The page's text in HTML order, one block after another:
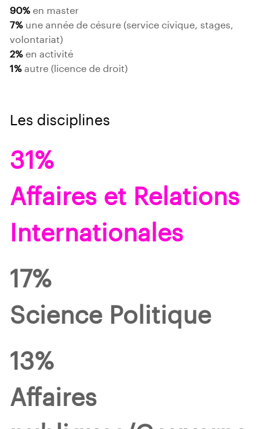
90%en master
7% une année de césure (service civique, stages,
volontariat)
2%en activité
1%autre (licence de droit)
Les disciplines
31%
Affaires et Relations
Internationales
17%
Science Politique
13%
Affaires